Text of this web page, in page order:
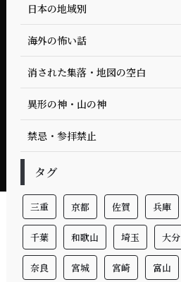
日本の地域別
海外の怖い話
消された集落・地図の空白
異形の神・山の神
禁忌・参拝禁止
タグ
三重 京都 佐賀 兵庫
千葉 和歌山 埼玉 大分
奈良 宮城 宮崎 富山